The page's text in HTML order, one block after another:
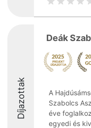
Díjazottak
Deák
A
Szabolcs
éve
egyedi és